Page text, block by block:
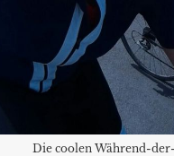
Die coolen Während-